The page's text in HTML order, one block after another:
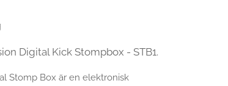
Digital Kick Stompbox - STB1.
Stomp Box är en elektronisk